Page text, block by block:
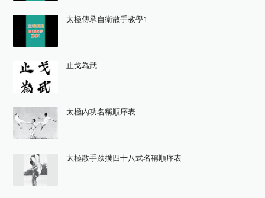
太極傳承自衛散手教學1
止戈為武
太極內功名稱順序表
太極散手跌撲四十八式名稱順序表